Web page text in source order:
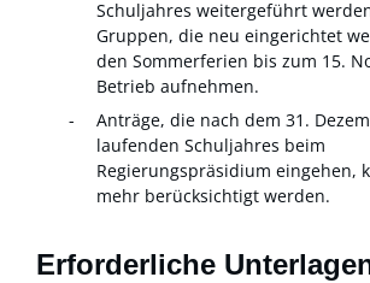
Schuljahres weitergeführt
Gruppen, die neu eingerichtet
den Sommerferien bis zum 15.
Betrieb aufnehmen.
Anträge, die nach dem 31.
laufenden Schuljahres beim
Regierungspräsidium eingehen,
mehr berücksichtigt werden.
Erforderliche